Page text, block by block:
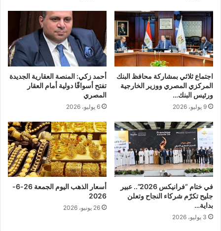
اجتماع ثلاثي بمشاركة محافظ البنك
المركزي المصري ووزير الخارجية
ورئيس البنك…
9 يوليو، 2026
أحمد زكي: المنصة العقارية الجديدة
تفتح أسواقًا دولية أمام العقار
المصري
6 يوليو، 2026
في ختام “فرانيكس 2026”.. عبير
جليح تكرّم شركاء النجاح وتعلن
بداية…
3 يوليو، 2026
أسعار الذهب اليوم الجمعة 26-6-
2026
26 يونيو، 2026